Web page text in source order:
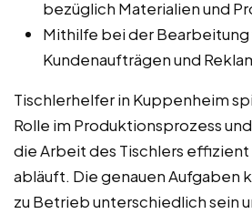
bezüglich Materialien und
Mithilfe bei der Bearbeitung
Kundenaufträgen und
Tischlerhelfer in Kuppenheim
Rolle im Produktionsprozess
die Arbeit des Tischlers
abläuft. Die genauen Aufgaben
zu Betrieb unterschiedlich sein